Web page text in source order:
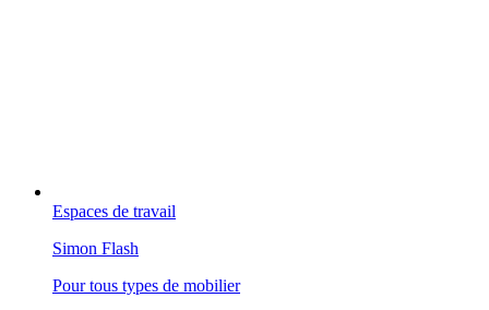
Espaces de travail
Simon Flash
Pour tous types de mobilier